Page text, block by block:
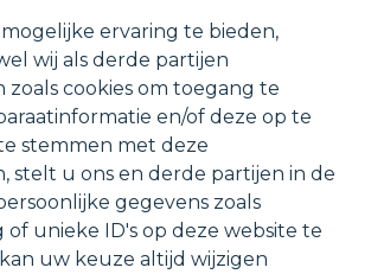
ervaring te bieden,
wij als derde partijen
cookies om toegang te
en/of deze op te
stemmen met deze
stelt u ons en derde partijen in de
gegevens zoals
of unieke ID's op deze website te
uw keuze altijd wijzigen
Stephanie
Informatie aanvragen